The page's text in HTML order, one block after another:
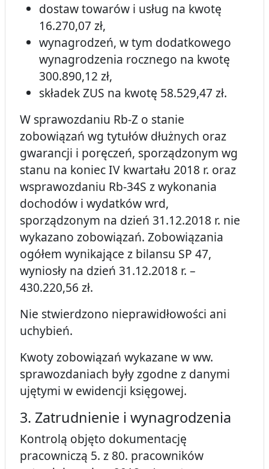
dostaw towarów i usług na kwotę
16.270,07 zł,
wynagrodzeń, w tym dodatkowego
wynagrodzenia rocznego na kwotę
300.890,12 zł,
składek ZUS na kwotę 58.529,47 zł.
W sprawozdaniu Rb-Z o stanie
zobowiązań wg tytułów dłużnych oraz
gwarancji i poręczeń, sporządzonym wg
stanu na koniec IV kwartału 2018 r. oraz
wsprawozdaniu Rb-34S z wykonania
dochodów i wydatków wrd,
sporządzonym na dzień 31.12.2018 r. nie
wykazano zobowiązań. Zobowiązania
ogółem wynikające z bilansu SP 47,
wyniosły na dzień 31.12.2018 r. –
430.220,56 zł.
Nie stwierdzono nieprawidłowości ani
uchybień.
Kwoty zobowiązań wykazane w ww.
sprawozdaniach były zgodne z danymi
ujętymi w ewidencji księgowej.
3. Zatrudnienie i wynagrodzenia
Kontrolą objęto dokumentację
pracowniczą 5. z 80. pracowników